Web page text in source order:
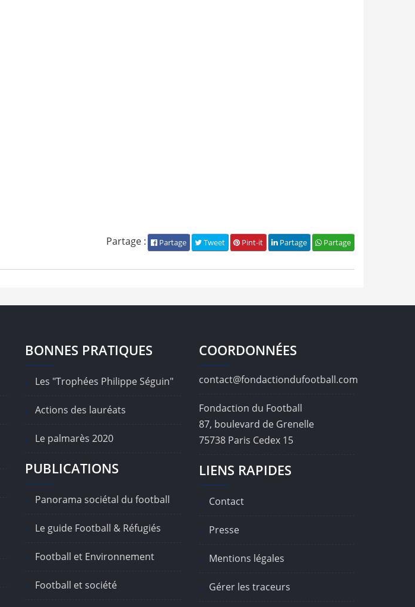
Partage
Partage
Pint-it
Tweet
Partage
Partage :
BONNES PRATIQUES
Les "Trophées Philippe Séguin"
Actions des lauréats
Le palmarès 2020
PUBLICATIONS
Panorama sociétal du football
Le guide Football & Réfugiés
Football et Environnement
Football et société
COORDONNÉES
contact@fondactiondufootball.com
Fondaction du Football
87, boulevard de Grenelle
75738 Paris Cedex 15
LIENS RAPIDES
Contact
Presse
Mentions légales
Gérer les traceurs